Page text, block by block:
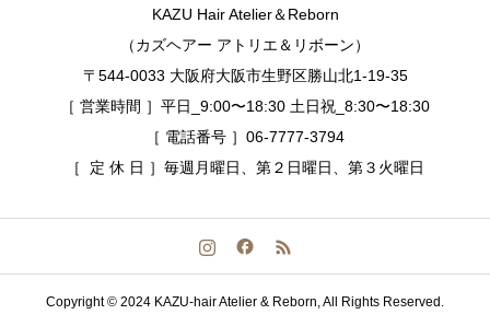
KAZU Hair Atelier＆Reborn
（カズヘアー アトリエ＆リボーン）
〒544-0033 大阪府大阪市生野区勝山北1-19-35
［ 営業時間 ］平日_9:00〜18:30 土日祝_8:30〜18:30
［ 電話番号 ］06-7777-3794
［ 定 休 日 ］毎週月曜日、第２日曜日、第３火曜日
Copyright © 2024 KAZU-hair Atelier & Reborn, All Rights Reserved.
空席確認 / WEB予約する 今すぐ電話する